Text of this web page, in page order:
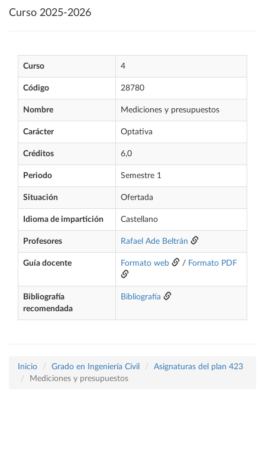
Curso 2025-2026
Curso 4
Código 28780
Nombre Mediciones y presupuestos
Carácter Optativa
Créditos 6,0
Periodo Semestre 1
Situación Ofertada
Idioma de impartición Castellano
Profesores Rafael Ade Beltrán
Guía docente Formato web / Formato PDF
Bibliografía
recomendada
Bibliografía
Inicio Grado en Ingeniería Civil
Asignaturas del plan 423
Mediciones y presupuestos